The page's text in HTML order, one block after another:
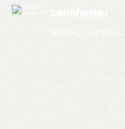
Sennheiser
Micros, Casques...